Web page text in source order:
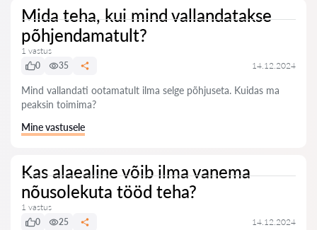
Mida teha, kui mind vallandatakse
põhjendamatult?
1 vastus
0
35 14.12.2024
Mind vallandati ootamatult ilma selge põhjuseta. Kuidas ma
peaksin toimima?
Mine vastusele
Kas alaealine võib ilma vanema
nõusolekuta tööd teha?
1 vastus
0
25 14.12.2024